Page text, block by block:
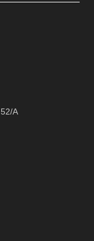
A